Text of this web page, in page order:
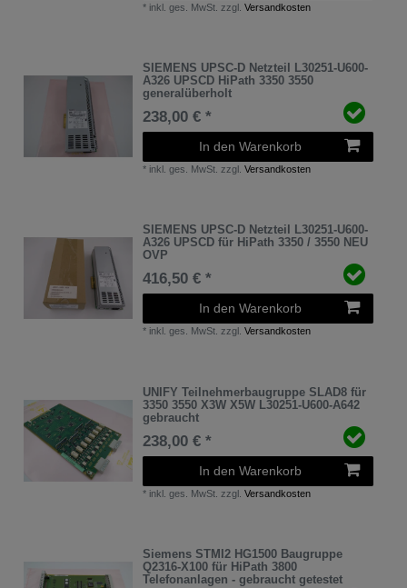
* inkl. ges. MwSt. zzgl.Versandkosten
SIEMENS UPSC-D Netzteil L30251-U600-
A326 UPSCD HiPath 3350 3550
generalüberholt
238,00 € *
In den Warenkorb
* inkl. ges. MwSt. zzgl.Versandkosten
SIEMENS UPSC-D Netzteil L30251-U600-
A326 UPSCD für HiPath 3350 / 3550 NEU
OVP
416,50 € *
In den Warenkorb
* inkl. ges. MwSt. zzgl.Versandkosten
UNIFY Teilnehmerbaugruppe SLAD8 für
3350 3550 X3W X5W L30251-U600-A642
gebraucht
238,00 € *
In den Warenkorb
* inkl. ges. MwSt. zzgl.Versandkosten
Siemens STMI2 HG1500 Baugruppe
Q2316-X100 für HiPath 3800
Telefonanlagen - gebraucht getestet